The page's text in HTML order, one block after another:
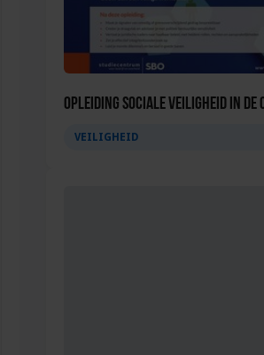
Opleiding Sociale Veiligheid in de
VEILIGHEID